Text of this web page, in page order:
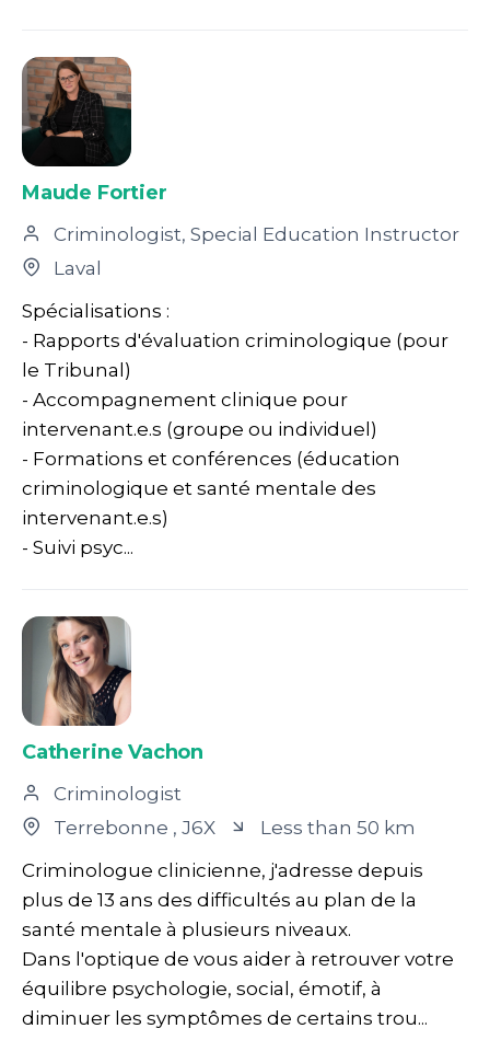
Maude Fortier
Criminologist, Special Education Instructor
Laval
Spécialisations :
- Rapports d'évaluation criminologique (pour
le Tribunal)
- Accompagnement clinique pour
intervenant.e.s (groupe ou individuel)
- Formations et conférences (éducation
criminologique et santé mentale des
intervenant.e.s)
- Suivi psyc...
Catherine Vachon
Criminologist
Terrebonne , J6X
Less than 50 km
Criminologue clinicienne, j'adresse depuis
plus de 13 ans des difficultés au plan de la
santé mentale à plusieurs niveaux.
Dans l'optique de vous aider à retrouver votre
équilibre psychologie, social, émotif, à
diminuer les symptômes de certains trou...